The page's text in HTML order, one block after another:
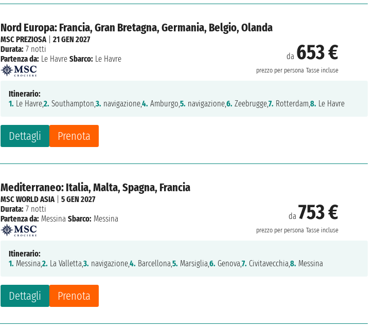
Nord Europa: Francia, Gran Bretagna, Germania, Belgio, Olanda
da 653 €
prezzo per persona Tasse incluse
Dettagli Prenota
MSC PREZIOSA|21 GEN 2027
Durata: 7 notti
Partenza da: Le Havre Sbarco: Le Havre
Itinerario:
1. Le Havre,2. Southampton,3. navigazione,4. Amburgo,5. navigazione,6. Zeebrugge,7. Rotterdam,8. Le Havre
Mediterraneo: Italia, Malta, Spagna, Francia
da 753 €
prezzo per persona Tasse incluse
Dettagli Prenota
MSC WORLD ASIA|5 GEN 2027
Durata: 7 notti
Partenza da: Messina Sbarco: Messina
Itinerario:
1. Messina,2. La Valletta,3. navigazione,4. Barcellona,5. Marsiglia,6. Genova,7. Civitavecchia,8. Messina